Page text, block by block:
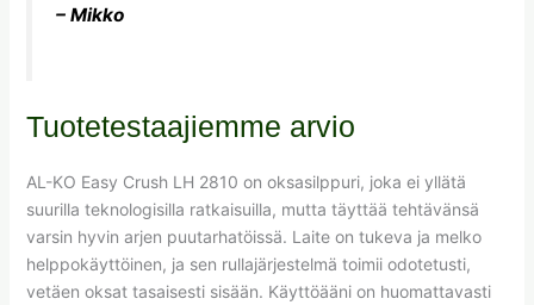
– Mikko
Tuotetestaajiemme arvio
AL-KO Easy Crush LH 2810 on oksasilppuri, joka ei yllätä
suurilla teknologisilla ratkaisuilla, mutta täyttää tehtävänsä
varsin hyvin arjen puutarhatöissä. Laite on tukeva ja melko
helppokäyttöinen, ja sen rullajärjestelmä toimii odotetusti,
vetäen oksat tasaisesti sisään. Käyttöääni on huomattavasti